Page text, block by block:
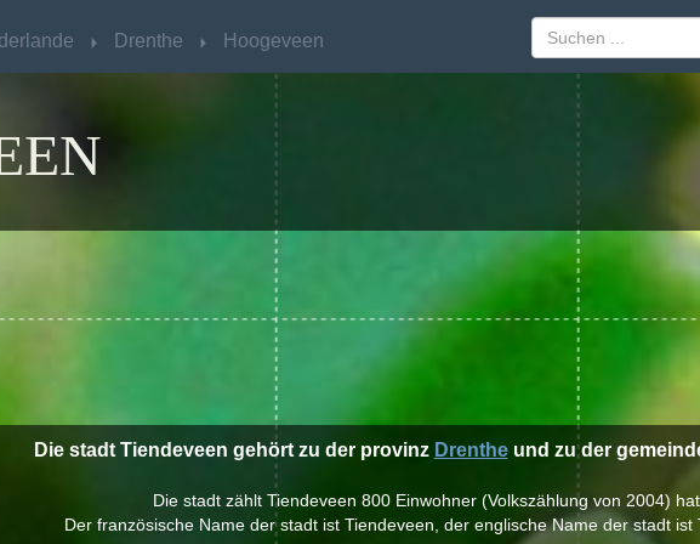
Drenthe Hoogeveen
Die stadt Tiendeveen gehört zu der provinz Drentheund zu der
Die stadt zählt Tiendeveen 800 Einwohner (Volkszählung von 2004) hat.
Der französische Name der stadt ist Tiendeveen, der englische Name der stadt ist
Drenthe Hoogeveen